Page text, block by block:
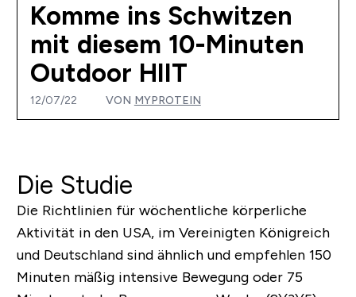
Komme ins Schwitzen
mit diesem 10-Minuten
Outdoor HIIT
12/07/22 VON MYPROTEIN
Die Studie
Die Richtlinien für wöchentliche körperliche
Aktivität in den USA, im Vereinigten Königreich
und Deutschland sind ähnlich und empfehlen 150
Minuten mäßig intensive Bewegung oder 75